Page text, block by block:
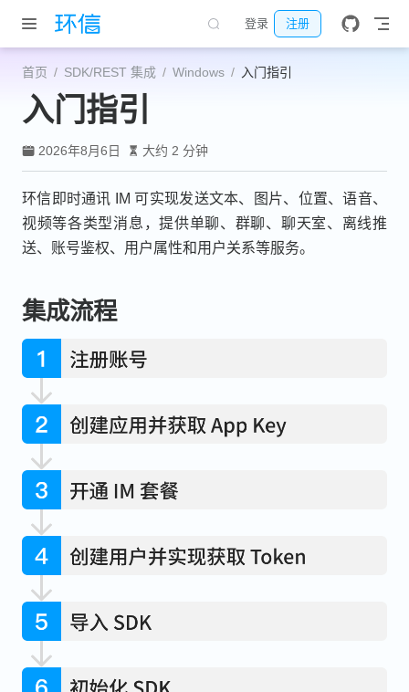
跳至主要內容
登录 注册
首页 SDK/REST 集成 Windows 入门指引
入门指引
2026年8月6日 大约 2 分钟
环信即时通讯 IM 可实现发送文本、图片、位置、语音、
视频等各类型消息，提供单聊、群聊、聊天室、离线推
送、账号鉴权、用户属性和用户关系等服务。
集成流程